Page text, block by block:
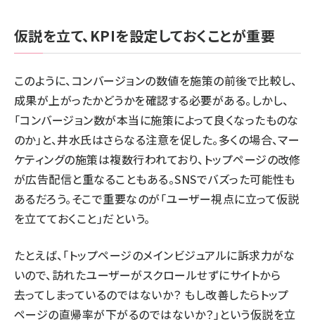
仮説を立て、KPIを設定しておくことが重要
このように、コンバージョンの数値を施策の前後で比較し、
成果が上がったかどうかを確認する必要がある。しかし、
「コンバージョン数が本当に施策によって良くなったものな
のか」と、井水氏はさらなる注意を促した。多くの場合、マー
ケティングの施策は複数行われており、トップページの改修
が広告配信と重なることもある。SNSでバズった可能性も
あるだろう。そこで重要なのが「ユーザー視点に立って仮説
を立てておくこと」だという。
たとえば、「トップページのメインビジュアルに訴求力がな
いので、訪れたユーザーがスクロールせずにサイトから
去ってしまっているのではないか？ もし改善したらトップ
ページの直帰率が下がるのではないか？」という仮説を立